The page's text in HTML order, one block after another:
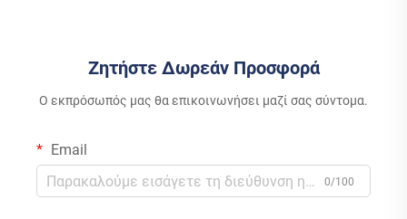
Ζητήστε Δωρεάν Προσφορά
Ο εκπρόσωπός μας θα επικοινωνήσει μαζί σας σύντομα.
Email
0/100